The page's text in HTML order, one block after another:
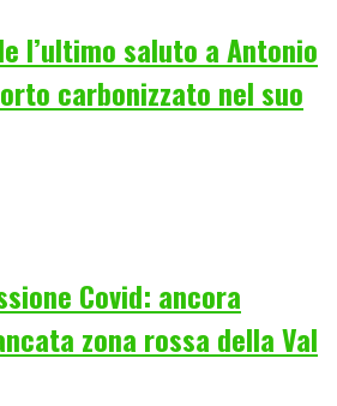
l’ultimo saluto a Antonio
carbonizzato nel suo
Covid: ancora
zona rossa della Val